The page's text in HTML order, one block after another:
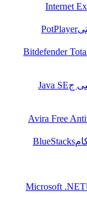
Internet
PotPlayer
Bitdefender
جJava SE
Avira Free
BlueStacks
Microsoft .NET